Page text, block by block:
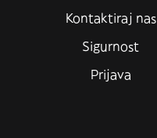
Kontaktiraj nas
Sigurnost
Prijava